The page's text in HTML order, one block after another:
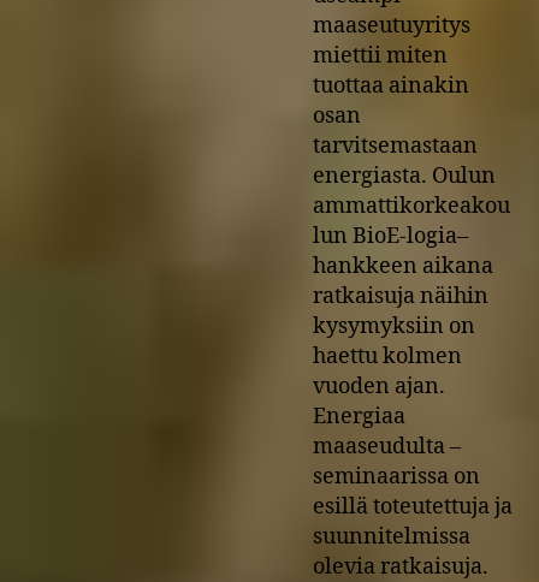
maaseutuyritys
miettii miten
tuottaa ainakin
osan
tarvitsemastaan
energiasta. Oulun
ammattikorkeakou
lun BioE-logia–
hankkeen aikana
ratkaisuja näihin
kysymyksiin on
haettu kolmen
vuoden ajan.
Energiaa
maaseudulta –
seminaarissa on
esillä toteutettuja ja
suunnitelmissa
olevia ratkaisuja.